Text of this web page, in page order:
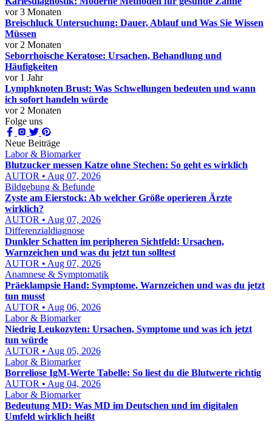
vor 3 Monaten
Breischluck Untersuchung: Dauer, Ablauf und Was Sie Wissen
Müssen
vor 2 Monaten
Seborrhoische Keratose: Ursachen, Behandlung und
Häufigkeiten
vor 1 Jahr
Lymphknoten Brust: Was Schwellungen bedeuten und wann
ich sofort handeln würde
vor 2 Monaten
Folge uns
Neue Beiträge
Labor & Biomarker
Blutzucker messen Katze ohne Stechen: So geht es wirklich
AUTOR • Aug 07, 2026
Bildgebung & Befunde
Zyste am Eierstock: Ab welcher Größe operieren Ärzte
wirklich?
AUTOR • Aug 07, 2026
Differenzialdiagnose
Dunkler Schatten im peripheren Sichtfeld: Ursachen,
Warnzeichen und was du jetzt tun solltest
AUTOR • Aug 07, 2026
Anamnese & Symptomatik
Präeklampsie Hand: Symptome, Warnzeichen und was du jetzt
tun musst
AUTOR • Aug 06, 2026
Labor & Biomarker
Niedrig Leukozyten: Ursachen, Symptome und was ich jetzt
tun würde
AUTOR • Aug 05, 2026
Labor & Biomarker
Borreliose IgM-Werte Tabelle: So liest du die Blutwerte richtig
AUTOR • Aug 04, 2026
Labor & Biomarker
Bedeutung MD: Was MD im Deutschen und im digitalen
Umfeld wirklich heißt